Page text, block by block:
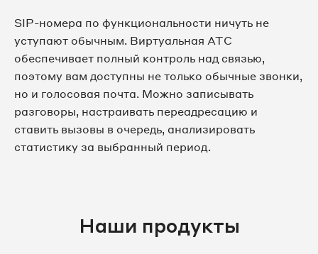
SIP-номера по функциональности ничуть не
уступают обычным. Виртуальная АТС
обеспечивает полный контроль над связью,
поэтому вам доступны не только обычные звонки,
но и голосовая почта. Можно записывать
разговоры, настраивать переадресацию и
ставить вызовы в очередь, анализировать
статистику за выбранный период.
Наши продукты